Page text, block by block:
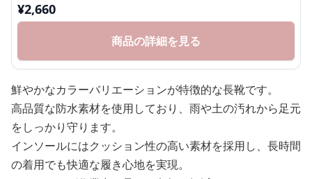
¥2,660
商品の詳細を見る
鮮やかなカラーバリエーションが特徴的な長靴です。
高品質な防水素材を使用しており、雨や土の汚れから足元
をしっかり守ります。
インソールにはクッション性の高い素材を採用し、長時間
の着用でも快適な履き心地を実現。